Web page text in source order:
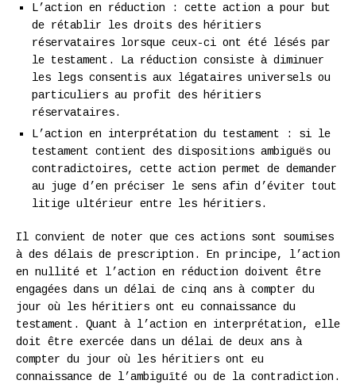
L’action en réduction : cette action a pour but
de rétablir les droits des héritiers
réservataires lorsque ceux-ci ont été lésés par
le testament. La réduction consiste à diminuer
les legs consentis aux légataires universels ou
particuliers au profit des héritiers
réservataires.
L’action en interprétation du testament : si le
testament contient des dispositions ambiguës ou
contradictoires, cette action permet de demander
au juge d’en préciser le sens afin d’éviter tout
litige ultérieur entre les héritiers.
Il convient de noter que ces actions sont soumises
à des délais de prescription. En principe, l’action
en nullité et l’action en réduction doivent être
engagées dans un délai de cinq ans à compter du
jour où les héritiers ont eu connaissance du
testament. Quant à l’action en interprétation, elle
doit être exercée dans un délai de deux ans à
compter du jour où les héritiers ont eu
connaissance de l’ambiguïté ou de la contradiction.